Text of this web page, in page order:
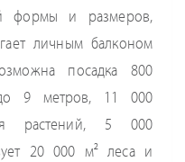
формы и размеров,
личным балконом
посадка 800
9 метров, 11 000
растений, 5 000
20 000 м² леса и